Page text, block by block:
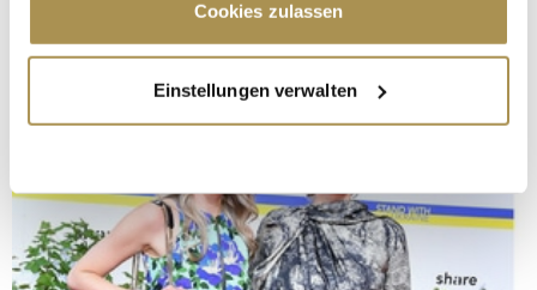
Trigger Symbol ändern oder widerrufen
Informationen über Ihre geografische Lage
erfassen, welche bis auf einige Meter genau sein
bestimmten Merkmalen (Fingerprinting) identifizieren
Erfahren Sie mehr darüber, wie Ihre persönlichen Daten
verarbeitet werden, und legen Sie Ihre Präferenzen im
Cookies zulassen
Einstellungen verwalten